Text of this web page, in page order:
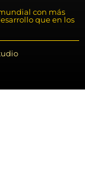
con más
que en los